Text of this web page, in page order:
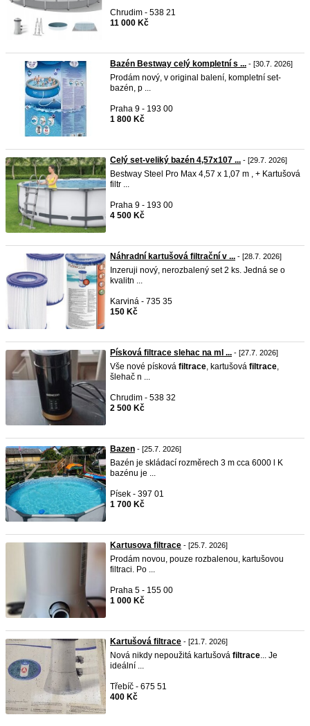
Chrudim - 538 21
11 000 Kč
Bazén Bestway celý kompletní s ... - [30.7. 2026]
Prodám nový, v original balení, kompletní set-
bazén, p ...
Praha 9 - 193 00
1 800 Kč
Celý set-veliký bazén 4,57x107 ... - [29.7. 2026]
Bestway Steel Pro Max 4,57 x 1,07 m , + Kartušová
filtr ...
Praha 9 - 193 00
4 500 Kč
Náhradní kartušová filtrační v ... - [28.7. 2026]
Inzeruji nový, nerozbalený set 2 ks. Jedná se o
kvalitn ...
Karviná - 735 35
150 Kč
Písková filtrace slehac na ml ... - [27.7. 2026]
Vše nové písková filtrace, kartušová filtrace,
šlehač n ...
Chrudim - 538 32
2 500 Kč
Bazen - [25.7. 2026]
Bazén je skládací rozměrech 3 m cca 6000 l K
bazénu je ...
Písek - 397 01
1 700 Kč
Kartusova filtrace - [25.7. 2026]
Prodám novou, pouze rozbalenou, kartušovou
filtraci. Po ...
Praha 5 - 155 00
1 000 Kč
Kartušová filtrace - [21.7. 2026]
Nová nikdy nepoužitá kartušová filtrace... Je
ideální ...
Třebíč - 675 51
400 Kč